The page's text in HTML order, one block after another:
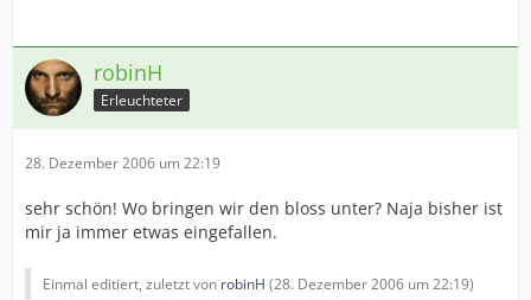
robinH
Erleuchteter
28. Dezember 2006 um 22:19
sehr schön! Wo bringen wir den bloss unter? Naja bisher ist
mir ja immer etwas eingefallen.
Einmal editiert, zuletzt von robinH (28. Dezember 2006 um 22:19)